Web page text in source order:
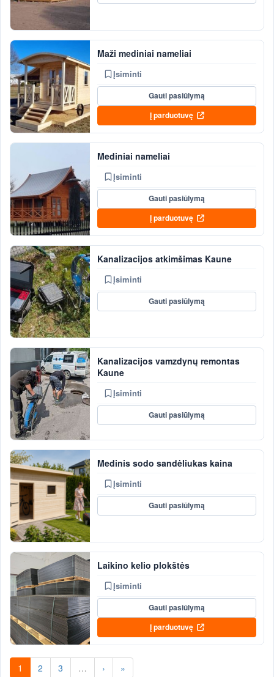
Maži mediniai nameliai
Įsiminti
Gauti pasiūlymą
Į parduotuvę
Mediniai nameliai
Įsiminti
Gauti pasiūlymą
Į parduotuvę
Kanalizacijos atkimšimas Kaune
Įsiminti
Gauti pasiūlymą
Kanalizacijos vamzdynų remontas
Kaune
Įsiminti
Gauti pasiūlymą
Medinis sodo sandėliukas kaina
Įsiminti
Gauti pasiūlymą
Laikino kelio plokštės
Įsiminti
Gauti pasiūlymą
Į parduotuvę
1 2 3 … › »